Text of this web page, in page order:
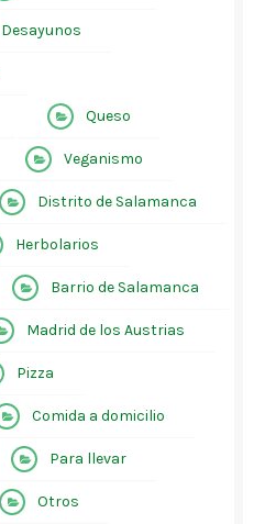
Desayunos
Queso
Veganismo
Distrito de Salamanca
Herbolarios
Barrio de Salamanca
Madrid de los Austrias
Pizza
Comida a domicilio
Para llevar
Otros